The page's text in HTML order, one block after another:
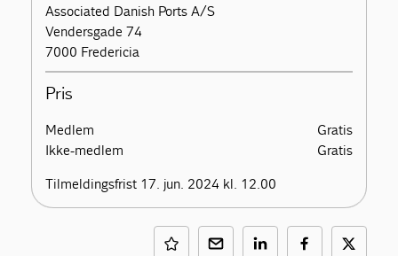
Associated Danish Ports A/S
Vendersgade 74
7000 Fredericia
Pris
Medlem
Gratis
Ikke-medlem
Gratis
Tilmeldingsfrist 17. jun. 2024 kl. 12.00